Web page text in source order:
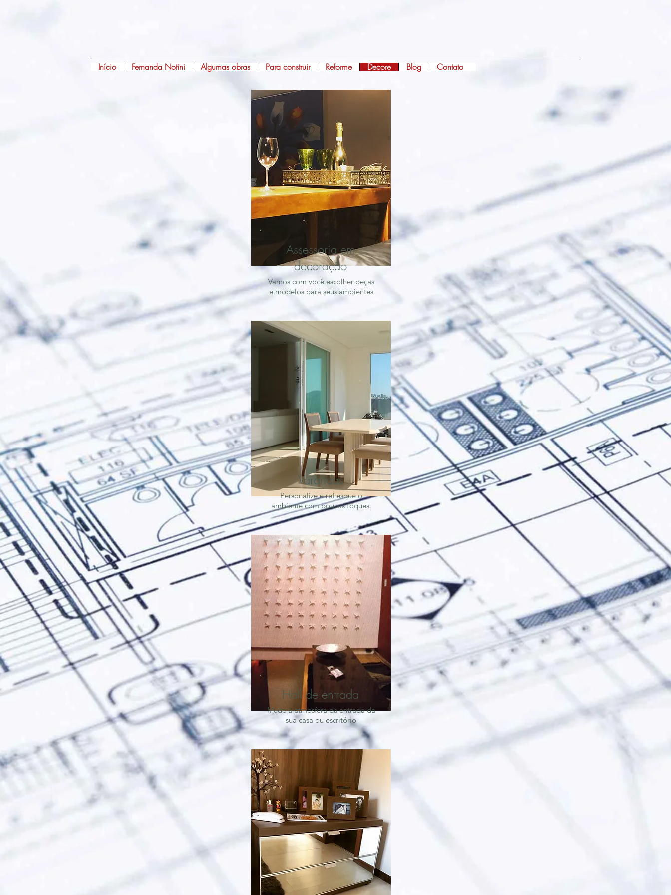
Início Fernanda Notini Algumas obras Para construir Reforme Decore Blog Contato
Assessoria em
decoração
Vamos com você escolher peças
e modelos para seus ambientes
Varandas
Personalize e refresque o
ambiente com poucos toques.
Hall de entrada
Mude a atmosfera da entrada da
sua casa ou escritório